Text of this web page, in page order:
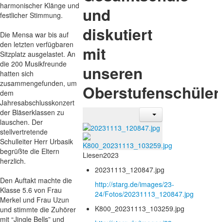
harmonischer Klänge und
festlicher Stimmung.
Die Mensa war bis auf
den letzten verfügbaren
Sitzplatz ausgelastet. An
die 200 Musikfreunde
hatten sich
zusammengefunden, um
dem
Jahresabschlusskonzert
der Bläserklassen zu
lauschen. Der
stellvertretende
Schulleiter Herr Urbasik
begrüßte die Eltern
herzlich.
Den Auftakt machte die
Klasse 5.6 von Frau
Merkel und Frau Uzun
und stimmte die Zuhörer
mit “Jingle Bells” und
und
diskutiert
mit
unseren
Liesen2023
20231113_120847.jpg
http://starg.de/images/23-
24/Fotos/20231113_120847.jpg
K800_20231113_103259.jpg